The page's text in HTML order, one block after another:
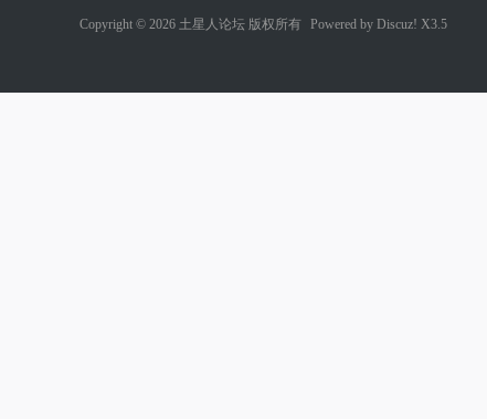
Copyright © 2026 土星人论坛 版权所有 Powered by Discuz! X3.5